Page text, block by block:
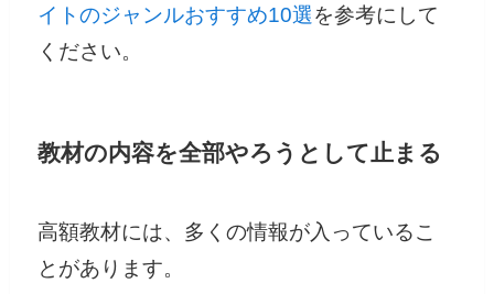
イトのジャンルおすすめ10選を参考にして
ください。
教材の内容を全部やろうとして止まる
高額教材には、多くの情報が入っているこ
とがあります。